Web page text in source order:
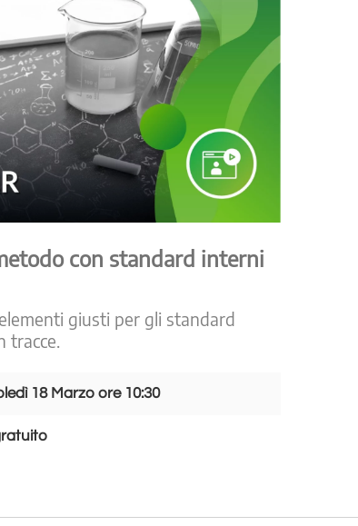
con standard interni
giusti per gli standard
tracce.
18 Marzo ore 10:30